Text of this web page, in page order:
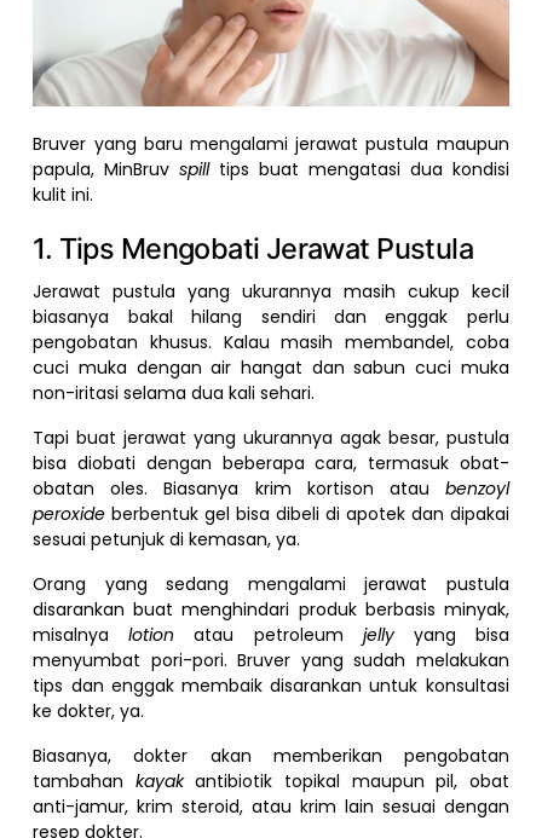
Bruver yang baru mengalami jerawat pustula maupun
papula, MinBruvspill tips buat mengatasi dua kondisi
kulit ini.
1. Tips Mengobati Jerawat Pustula
Jerawat pustula yang ukurannya masih cukup kecil
biasanya bakal hilang sendiri dan enggak perlu
pengobatan khusus. Kalau masih membandel, coba
cuci muka dengan air hangat dan sabun cuci muka
non-iritasi selama dua kali sehari.
Tapi buat jerawat yang ukurannya agak besar, pustula
bisa diobati dengan beberapa cara, termasuk obat-
obatan oles. Biasanya krim kortison atau benzoyl
peroxideberbentuk gel bisa dibeli di apotek dan dipakai
sesuai petunjuk di kemasan, ya.
Orang yang sedang mengalami jerawat pustula
disarankan buat menghindari produk berbasis minyak,
misalnyalotionatau petroleum jelly yang bisa
menyumbat pori-pori. Bruver yang sudah melakukan
tips dan enggak membaik disarankan untuk konsultasi
ke dokter, ya.
Biasanya, dokter akan memberikan pengobatan
tambahan kayakantibiotik topikal maupun pil, obat
anti-jamur, krim steroid, atau krim lain sesuai dengan
resep dokter.